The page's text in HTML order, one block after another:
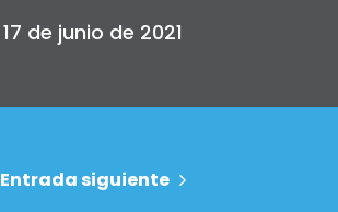
17 de junio de 2021
Entrada siguiente